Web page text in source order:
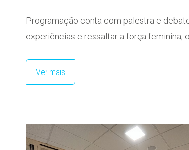
Programação conta com palestra e
experiências e ressaltar a força feminina,
Ver mais